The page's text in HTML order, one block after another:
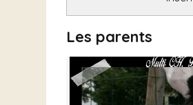
Les parents